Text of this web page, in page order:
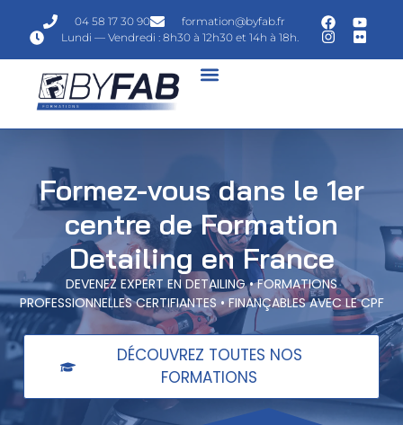
04 58 17 30 90
formation@byfab.fr
Lundi — Vendredi : 8h30 à 12h30 et 14h à 18h.
Formez-vous dans le 1er
centre de Formation
Detailing en France
DEVENEZ EXPERT EN DETAILING • FORMATIONS
PROFESSIONNELLES CERTIFIANTES • FINANÇABLES AVEC LE CPF
DÉCOUVREZ TOUTES NOS
FORMATIONS